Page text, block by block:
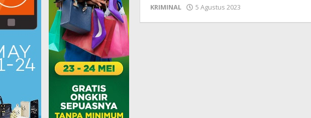
KRIMINAL
5 Agustus 2023